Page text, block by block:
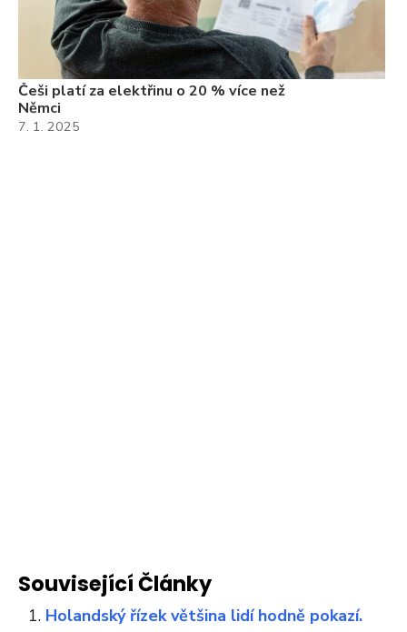
Češi platí za elektřinu o 20 % více než
Němci
7. 1. 2025
Související Články
Holandský řízek většina lidí hodně pokazí.